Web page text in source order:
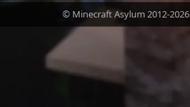
© Minecraft Asylum 2012-2026